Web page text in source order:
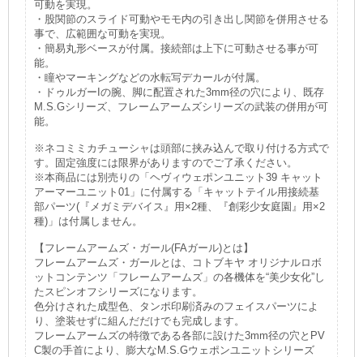
可動を実現。
・股関節のスライド可動やモモ内の引き出し関節を併用させる
事で、広範囲な可動を実現。
・簡易丸形ベースが付属。接続部は上下に可動させる事が可
能。
・瞳やマーキングなどの水転写デカールが付属。
・ドゥルガーIの腕、脚に配置された3mm径の穴により、既存
M.S.Gシリーズ、フレームアームズシリーズの武装の併用が可
能。
※ネコミミカチューシャは頭部に挟み込んで取り付ける方式で
す。固定強度には限界がありますのでご了承ください。
※本商品には別売りの「ヘヴィウェポンユニット39 キャット
アーマーユニット01」に付属する「キャットテイル用接続基
部パーツ(『メガミデバイス』用×2種、『創彩少女庭園』用×2
種)」は付属しません。
【フレームアームズ・ガール(FAガール)とは】
フレームアームズ・ガールとは、コトブキヤ オリジナルロボ
ットコンテンツ「フレームアームズ」の各機体を“美少女化”し
たスピンオフシリーズになります。
色分けされた成型色、タンポ印刷済みのフェイスパーツによ
り、塗装せずに組んだだけでも完成します。
フレームアームズの特徴である各部に設けた3mm径の穴とPV
C製の手首により、膨大なM.S.Gウェポンユニットシリーズ